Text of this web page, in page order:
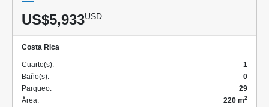
US$5,933USD
Costa Rica
Cuarto(s):
1
Baño(s):
0
Parqueo:
29
Área:
220 m2